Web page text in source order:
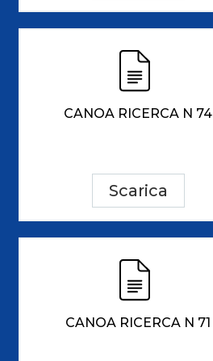
CANOA RICERCA N 74
Scarica
CANOA RICERCA N 71